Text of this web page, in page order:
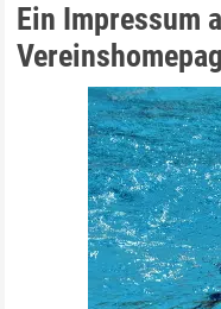
Ein Impressum